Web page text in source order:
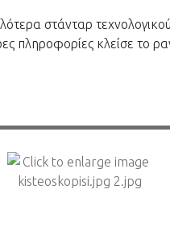
στάνταρ
πληροφορίες κλείσε το